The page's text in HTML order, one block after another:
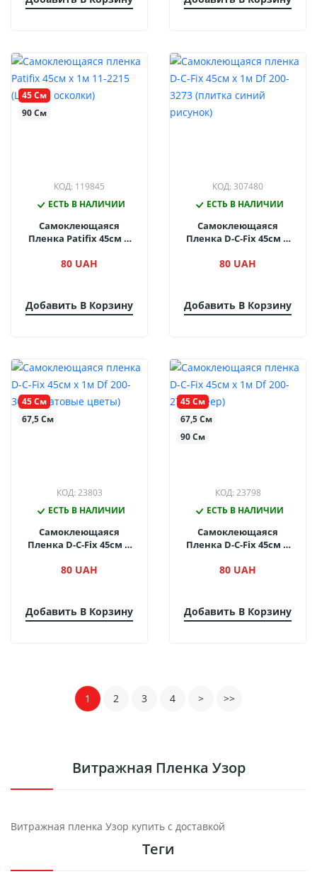
45 См
90 См
КОД: 119845
ЕСТЬ В НАЛИЧИИ
Самоклеющаяся
Пленка Patifix 45см Х
Осколки)
80 UAH
Добавить В Корзину
КОД: 307480
ЕСТЬ В НАЛИЧИИ
Самоклеющаяся
Пленка D-C-Fix 45см Х
Синий Рисунок)
80 UAH
Добавить В Корзину
45 См
67,5 См
КОД: 23803
ЕСТЬ В НАЛИЧИИ
Самоклеющаяся
Пленка D-C-Fix 45см Х
Цветы)
80 UAH
Добавить В Корзину
45 См
67,5 См
90 См
КОД: 23798
ЕСТЬ В НАЛИЧИИ
Самоклеющаяся
Пленка D-C-Fix 45см Х
80 UAH
Добавить В Корзину
1 2 3 4 > >>
Витражная Пленка Узор
Витражная пленка Узор купить с доставкой
Теги